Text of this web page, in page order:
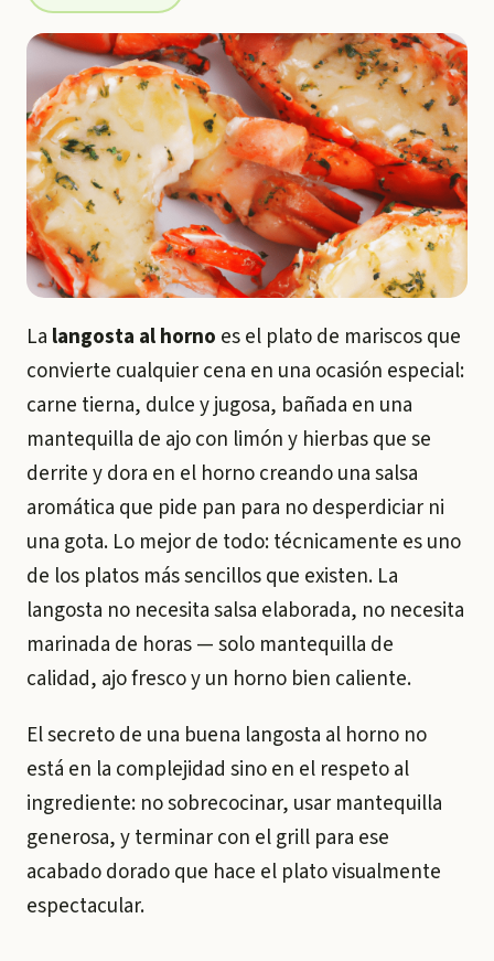
La langosta al horno es el plato de mariscos que
convierte cualquier cena en una ocasión especial:
carne tierna, dulce y jugosa, bañada en una
mantequilla de ajo con limón y hierbas que se
derrite y dora en el horno creando una salsa
aromática que pide pan para no desperdiciar ni
una gota. Lo mejor de todo: técnicamente es uno
de los platos más sencillos que existen. La
langosta no necesita salsa elaborada, no necesita
marinada de horas — solo mantequilla de
calidad, ajo fresco y un horno bien caliente.
El secreto de una buena langosta al horno no
está en la complejidad sino en el respeto al
ingrediente: no sobrecocinar, usar mantequilla
generosa, y terminar con el grill para ese
acabado dorado que hace el plato visualmente
espectacular.